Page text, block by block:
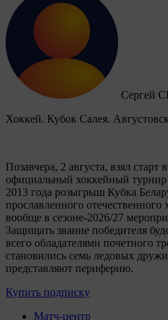
Сергей
Хоккей. Кубок Салея.
Позавчера, 2 августа, взял старт
официальный хоккейный
2013 года розыгрыш Кубка
прославленного отечественного
вообще в сезоне-2026/27
Защищать звание победителя
всего обладателями почетного
становились семь ледовых
представляют периферию.
Купить подписку
Матч-центр